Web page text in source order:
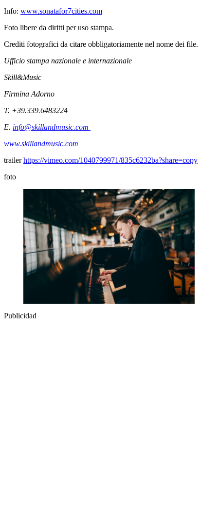
Info: www.sonatafor7cities.com
Foto libere da diritti per uso stampa.
Crediti fotografici da citare obbligatoriamente nel nome dei file.
Ufficio stampa nazionale e internazionale
Skill&Music
Firmina Adorno
T. +39.339.6483224
E. info@skillandmusic.com
www.skillandmusic.com
trailerhttps://vimeo.com/1040799971/835c6232ba?share=copy
foto
Publicidad